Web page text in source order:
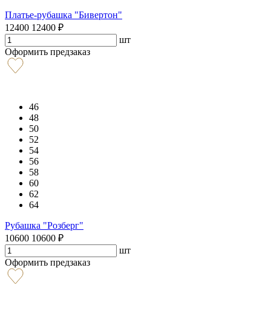
Платье-рубашка "Бивертон"
12400 12400 ₽
шт
Оформить предзаказ
46
48
50
52
54
56
58
60
62
64
Рубашка "Розберг"
10600 10600 ₽
шт
Оформить предзаказ